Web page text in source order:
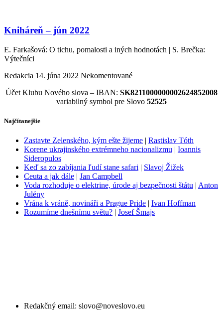
Kniháreň – jún 2022
E. Farkašová: O tichu, pomalosti a iných hodnotách | S. Brečka:
Výtečníci
Redakcia 14. júna 2022 Nekomentované
Účet Klubu Nového slova – IBAN: SK8211000000002624852008
variabilný symbol pre Slovo 52525
Najčítanejšie
Zastavte Zelenského, kým ešte žijeme | Rastislav Tóth
Korene ukrajinského extrémneho nacionalizmu | Ioannis
Sideropulos
Keď sa zo zabíjania ľudí stane safari | Slavoj Žižek
Ceuta a jak dále | Jan Campbell
Voda rozhoduje o elektrine, úrode aj bezpečnosti štátu | Anton
Julény
Vrána k vráně, novináři a Prague Pride | Ivan Hoffman
Rozumíme dnešnímu světu? | Josef Šmajs
Redakčný email: slovo@noveslovo.eu